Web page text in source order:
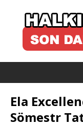
Ela
Sömestr